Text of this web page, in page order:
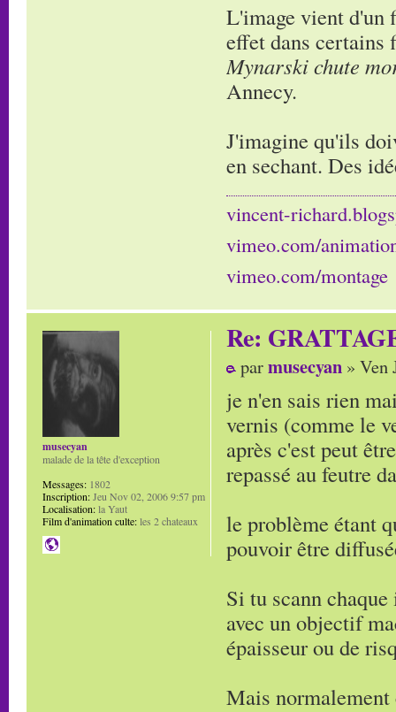
L'image vient
effet dans
Mynarski chute
Annecy.
J'imagine qu'ils
en sechant. Des
vincent-
vimeo.com/
vimeo.com/montage
Re:
parmusecyan » Ven
je n'en sais rien
vernis (comme le
après c'est peut
repassé au feutre
le problème étant
pouvoir être
Si tu scann
avec un objectif
épaisseur ou de
Mais
musecyan
malade de la tête d'exception
Messages: 1802
Inscription:Jeu Nov 02, 2006 9:57 pm
Localisation:la Yaut
Film d'animation culte:les 2 chateaux